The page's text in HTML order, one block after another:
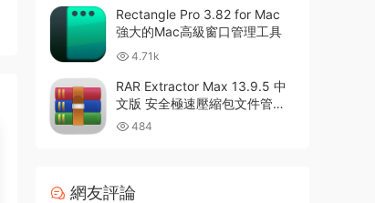
Rectangle Pro 3.82 for Mac
強大的Mac高級窗口管理工具
4.71k
RAR Extractor Max 13.9.5 中
文版 安全極速壓縮包文件管理
器 484
網友評論